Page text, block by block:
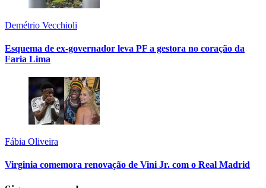
Demétrio Vecchioli
Esquema de ex-governador leva PF a gestora no coração da
Faria Lima
Fábia Oliveira
Virginia comemora renovação de Vini Jr. com o Real Madrid